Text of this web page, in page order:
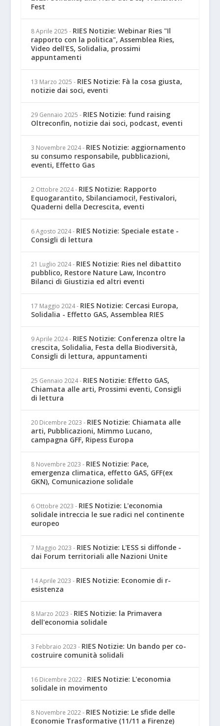
Fest
8 Aprile 2025 - RIES Notizie: Webinar Ries "Il
rapporto con la politica", Assemblea Ries,
Video dell'ES, Solidalia, prossimi
appuntamenti
13 Marzo 2025 - RIES Notizie: Fà la cosa giusta,
notizie dai soci, eventi
29 Gennaio 2025 - RIES Notizie: fund raising
Oltreconfin, notizie dai soci, podcast, eventi
3 Novembre 2024 - RIES Notizie: aggiornamento
su consumo responsabile, pubblicazioni,
eventi, Effetto Gas
2 Ottobre 2024 - RIES Notizie: Rapporto
Equogarantito, Sbilanciamoci!, Festivalori,
Quaderni della Decrescita, eventi
6 Agosto 2024 - RIES Notizie: Speciale estate -
Consigli di lettura
21 Luglio 2024 - RIES Notizie: Ries nel dibattito
pubblico, Restore Nature Law, Incontro
Bilanci di Giustizia ed altri eventi
17 Maggio 2024 - RIES Notizie: Cercasi Europa,
Solidalia - Effetto GAS, Assemblea RIES
9 Aprile 2024 - RIES Notizie: Conferenza oltre la
crescita, Solidalia, Festa della Biodiversità,
Consigli di lettura, appuntamenti
25 Gennaio 2024 - RIES Notizie: Effetto GAS,
Chiamata alle arti, Prossimi eventi, Consigli
di lettura
20 Dicembre 2023 - RIES Notizie: Chiamata alle
arti, Pubblicazioni, Mimmo Lucano,
campagna GFF, Ripess Europa
8 Novembre 2023 - RIES Notizie: Pace,
emergenza climatica, effetto GAS, GFF(ex
GKN), Comunicazione solidale
6 Ottobre 2023 - RIES Notizie: L'economia
solidale intreccia le sue radici nel continente
europeo
7 Maggio 2023 - RIES Notizie: L'ESS si diffonde -
dai Forum territoriali alle Nazioni Unite
14 Aprile 2023 - RIES Notizie: Economie di r-
esistenza
8 Marzo 2023 - RIES Notizie: la Primavera
dell'economia solidale
3 Febbraio 2023 - RIES Notizie: Un bando per co-
costruire comunità solidali
16 Dicembre 2022 - RIES Notizie: L'economia
solidale in movimento
8 Novembre 2022 - RIES Notizie: Le sfide delle
Economie Trasformative (11/11 a Firenze)